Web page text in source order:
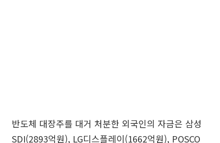
반도체 대장주를 대거 처분한 외국인의 자금은 삼성
SDI(2893억원), LG디스플레이(1662억원), POSCO